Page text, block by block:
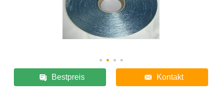
Bestpreis Kontakt